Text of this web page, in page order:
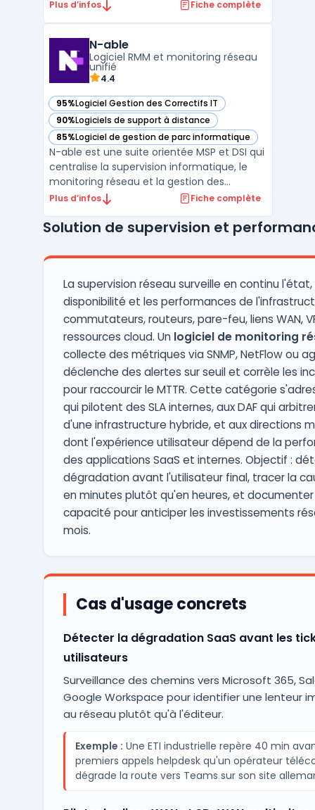
infrastructures réseau. Elle repose sur les
Architecture, permettant une protection
optimale des donné ...
Plus d’infos Fiche complète
N-able
Logiciel RMM et monitoring réseau
unifié
4.4
95%Logiciel Gestion des Correctifs IT
— voir N-able dans cette catégorie
90%Logiciels de support à distance
— voir N-able dans cette catégorie
85%Logiciel de gestion de parc informatique
— voir N-able dans cette catégorie
N-able est une suite orientée MSP et DSI qui
centralise la supervision informatique, le
monitoring réseau et la gestion des
correctifs au sein d’une même plateforme.
regroupe logiciel RMM, accès à distance
pour ...
Plus d’infos Fiche complète
Solution de supervision et
La supervision réseau surveille en continu l'état,
disponibilité et les performances de
commutateurs, routeurs, pare-feu, liens WAN,
ressources cloud. Un logiciel de monitoring
collecte des métriques via SNMP, NetFlow ou
déclenche des alertes sur seuil et corrèle les
pour raccourcir le MTTR. Cette catégorie
qui pilotent des SLA internes, aux DAF qui
d'une infrastructure hybride, et aux directions
dont l'expérience utilisateur dépend de la
des applications SaaS et internes. Objectif :
dégradation avant l'utilisateur final, tracer la
en minutes plutôt qu'en heures, et documenter
capacité pour anticiper les investissements
mois.
Cas d'usage concrets
Détecter la dégradation SaaS avant les
utilisateurs
Surveillance des chemins vers Microsoft 365,
Google Workspace pour identifier une lenteur
au réseau plutôt qu'à l'éditeur.
Exemple : Une ETI industrielle repère 40 min
premiers appels helpdesk qu'un opérateur
dégrade la route vers Teams sur son site